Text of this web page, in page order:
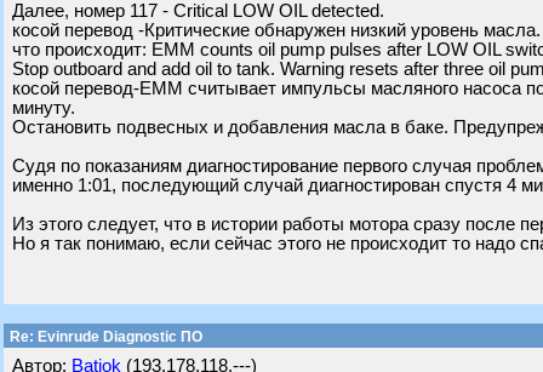
Далее, номер 117 - Critical LOW OIL detected.
косой перевод -Критические обнаружен низкий уровень масла.
что происходит: EMM counts oil pump pulses after LOW OIL
Stop outboard and add oil to tank. Warning resets after three oil
косой перевод-EMM считывает импульсы масляного насоса
минуту.
Остановить подвесных и добавления масла в баке.
Судя по показаниям диагностирование первого случая
именно 1:01, последующий случай диагностирован спустя 4
Из этого следует, что в истории работы мотора сразу после
Но я так понимаю, если сейчас этого не происходит то надо
Re: Evinrude Diagnostic ПО
Автор: Batiok (193.178.118.---)